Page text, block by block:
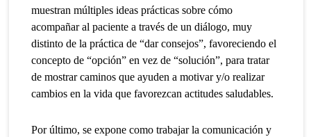
muestran múltiples ideas prácticas sobre cómo
acompañar al paciente a través de un diálogo, muy
distinto de la práctica de “dar consejos”, favoreciendo el
concepto de “opción” en vez de “solución”, para tratar
de mostrar caminos que ayuden a motivar y/o realizar
cambios en la vida que favorezcan actitudes saludables.
Por último, se expone como trabajar la comunicación y